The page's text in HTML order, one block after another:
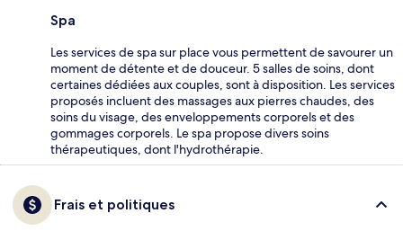
Spa
Les services de spa sur place vous permettent de savourer un
moment de détente et de douceur. 5 salles de soins, dont
certaines dédiées aux couples, sont à disposition. Les services
proposés incluent des massages aux pierres chaudes, des
soins du visage, des enveloppements corporels et des
gommages corporels. Le spa propose divers soins
thérapeutiques, dont l'hydrothérapie.
Frais et politiques